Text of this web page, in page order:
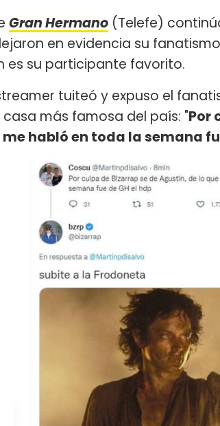
Gran Hermano (Telefe)
en evidencia su
es su participante favorito.
tuiteó y expuso el
más famosa del país: "Por
habló en toda la semana